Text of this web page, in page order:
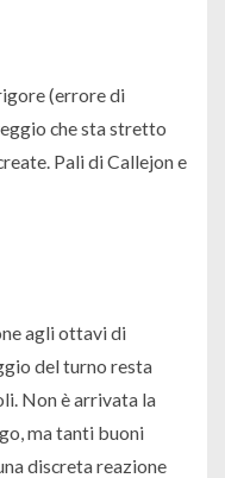
(errore di
che sta stretto
Pali di Callejon e
agli ottavi di
del turno resta
Non è arrivata la
ma tanti buoni
discreta reazione